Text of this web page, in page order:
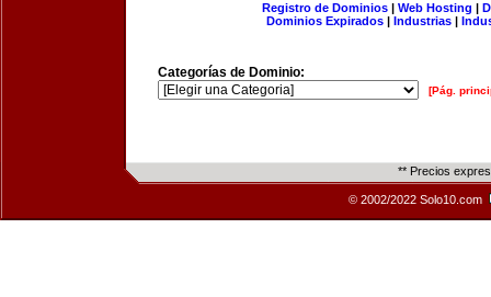
Registro de Dominios| Web Hosting |
Dominios Expirados | Industrias |
Categorías de Dominio:
[Pág.
** Precios
© 2002/2022 Solo10.com